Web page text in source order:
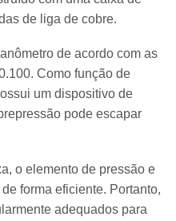
de liga de cobre.
de acordo com as
Como função de
um dispositivo de
pode escapar
o elemento de pressão e
forma eficiente. Portanto,
adequados para